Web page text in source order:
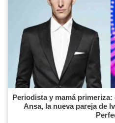
Periodista y mamá
Ansa, la nueva pareja de